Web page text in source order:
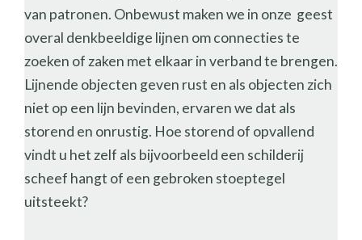
van patronen. Onbewust maken we in onze geest
overal denkbeeldige lijnen om connecties te
zoeken of zaken met elkaar in verband te brengen.
Lijnende objecten geven rust en als objecten zich
niet op een lijn bevinden, ervaren we dat als
storend en onrustig. Hoe storend of opvallend
vindt u het zelf als bijvoorbeeld een schilderij
scheef hangt of een gebroken stoeptegel
uitsteekt?